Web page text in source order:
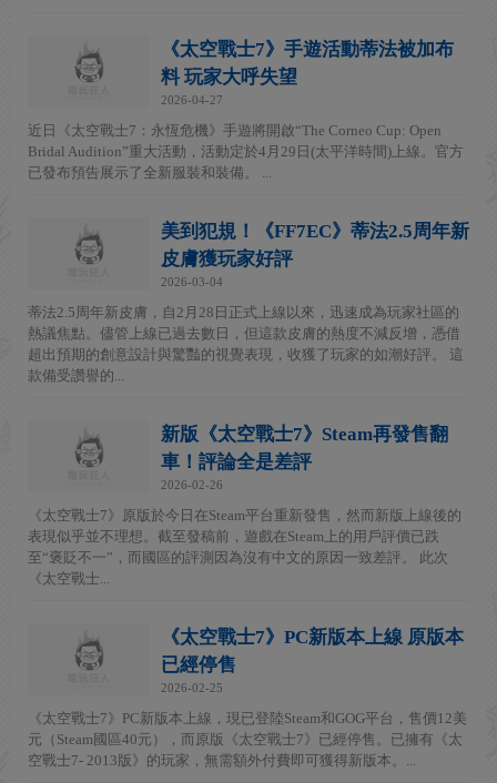
《太空戰士7》手遊活動蒂法被加布
料 玩家大呼失望
2026-04-27
近日《太空戰士7：永恆危機》手遊將開啟“The Corneo Cup: Open
Bridal Audition”重大活動，活動定於4月29日(太平洋時間)上線。官方
已發布預告展示了全新服裝和裝備。 ...
美到犯規！《FF7EC》蒂法2.5周年新
皮膚獲玩家好評
2026-03-04
蒂法2.5周年新皮膚，自2月28日正式上線以來，迅速成為玩家社區的
熱議焦點。儘管上線已過去數日，但這款皮膚的熱度不減反增，憑借
超出預期的創意設計與驚豔的視覺表現，收獲了玩家的如潮好評。 這
款備受讚譽的...
新版《太空戰士7》Steam再發售翻
車！評論全是差評
2026-02-26
《太空戰士7》原版於今日在Steam平台重新發售，然而新版上線後的
表現似乎並不理想。截至發稿前，遊戲在Steam上的用戶評價已跌
至“褒貶不一”，而國區的評測因為沒有中文的原因一致差評。 此次
《太空戰士...
《太空戰士7》PC新版本上線 原版本
已經停售
2026-02-25
《太空戰士7》PC新版本上線，現已登陸Steam和GOG平台，售價12美
元（Steam國區40元），而原版《太空戰士7》已經停售。已擁有《太
空戰士7- 2013版》的玩家，無需額外付費即可獲得新版本。...